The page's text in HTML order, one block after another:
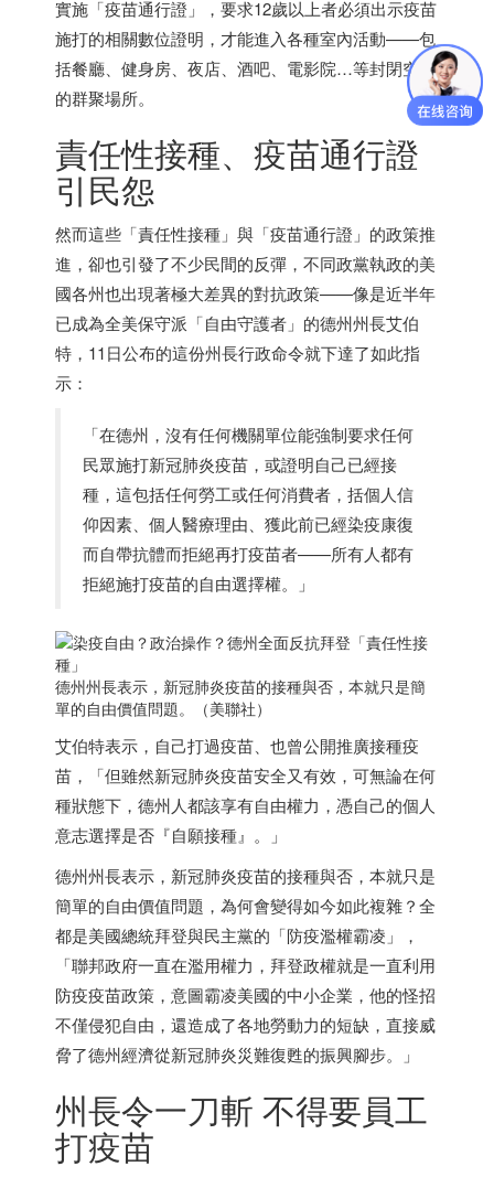
實施「疫苗通行證」，要求12歲以上者必須出示疫苗
施打的相關數位證明，才能進入各種室內活動——包
括餐廳、健身房、夜店、酒吧、電影院…等封閉空間
的群聚場所。
責任性接種、疫苗通行證
引民怨
然而這些「責任性接種」與「疫苗通行證」的政策推
進，卻也引發了不少民間的反彈，不同政黨執政的美
國各州也出現著極大差異的對抗政策——像是近半年
已成為全美保守派「自由守護者」的德州州長艾伯
特，11日公布的這份州長行政命令就下達了如此指
示：
「在德州，沒有任何機關單位能強制要求任何
民眾施打新冠肺炎疫苗，或證明自己已經接
種，這包括任何勞工或任何消費者，括個人信
仰因素、個人醫療理由、獲此前已經染疫康復
而自帶抗體而拒絕再打疫苗者——所有人都有
拒絕施打疫苗的自由選擇權。」
德州州長表示，新冠肺炎疫苗的接種與否，本就只是簡
單的自由價值問題。（美聯社）
艾伯特表示，自己打過疫苗、也曾公開推廣接種疫
苗，「但雖然新冠肺炎疫苗安全又有效，可無論在何
種狀態下，德州人都該享有自由權力，憑自己的個人
意志選擇是否『自願接種』。」
德州州長表示，新冠肺炎疫苗的接種與否，本就只是
簡單的自由價值問題，為何會變得如今如此複雜？全
都是美國總統拜登與民主黨的「防疫濫權霸凌」，
「聯邦政府一直在濫用權力，拜登政權就是一直利用
防疫疫苗政策，意圖霸凌美國的中小企業，他的怪招
不僅侵犯自由，還造成了各地勞動力的短缺，直接威
脅了德州經濟從新冠肺炎災難復甦的振興腳步。」
州長令一刀斬 不得要員工
打疫苗